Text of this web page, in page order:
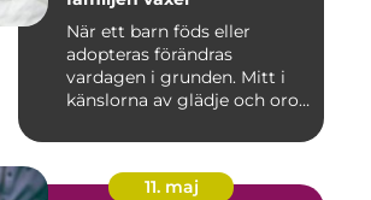
När ett barn föds eller
adopteras förändras
vardagen i grunden. Mitt i
känslorna av glädje och oro
11. maj